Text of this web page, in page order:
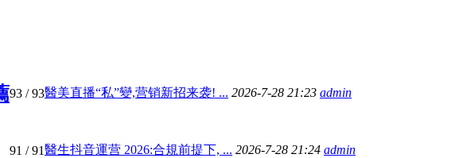
93 / 93醫美直播“私”變,营销新招来袭! ... 2026-7-28 21:23 admin
91 / 91醫生抖音運营 2026:合規前提下, ... 2026-7-28 21:24 admin